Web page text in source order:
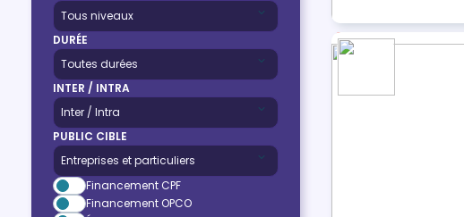
DURÉE
INTER / INTRA
PUBLIC CIBLE
Financement CPF
Financement OPCO